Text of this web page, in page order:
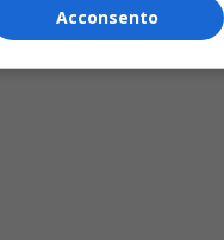
Acconsento